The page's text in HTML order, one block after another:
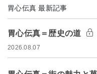
胃心伝真 最新記事
胃心伝真＝歴史の道
2026.08.07